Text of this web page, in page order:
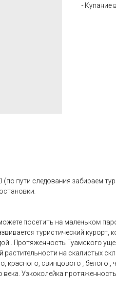
- Купание
пути следования забираем
посетить на маленьком
туристический
. Протяженность Гуамского
на скалистых
красного, свинцового , белого
Узкоколейка